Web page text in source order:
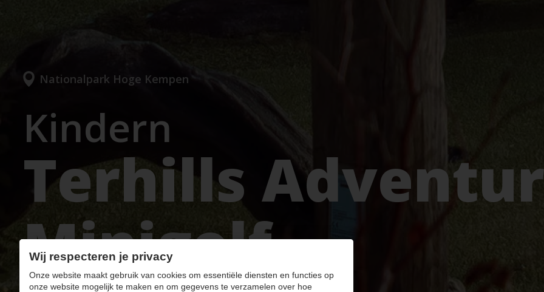
Nationalpark Hoge Kempen
Kindern
Terhills
Minigolf
Wij respecteren je privacy
Onze website maakt gebruik van cookies om essentiële diensten en functies op
onze website mogelijk te maken en om gegevens te verzamelen over hoe